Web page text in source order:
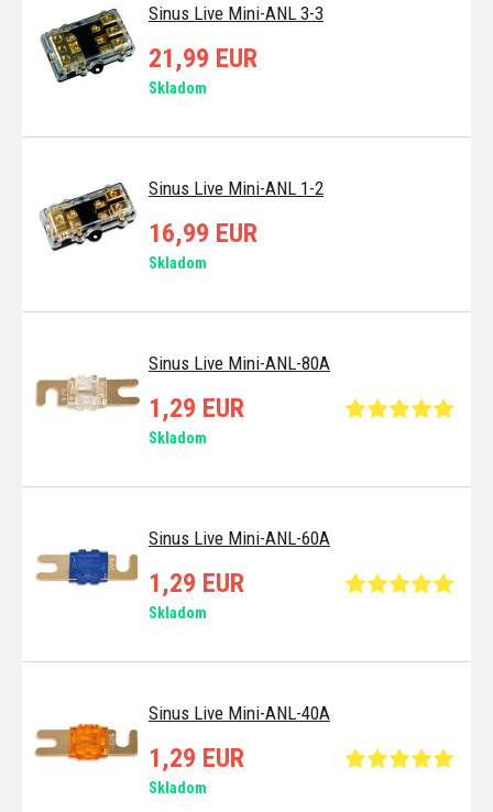
Sinus Live Mini-ANL 3-3
21,99 EUR
Skladom
Sinus Live Mini-ANL 1-2
16,99 EUR
Skladom
Sinus Live Mini-ANL-80A
1,29 EUR
Skladom
Sinus Live Mini-ANL-60A
1,29 EUR
Skladom
Sinus Live Mini-ANL-40A
1,29 EUR
Skladom